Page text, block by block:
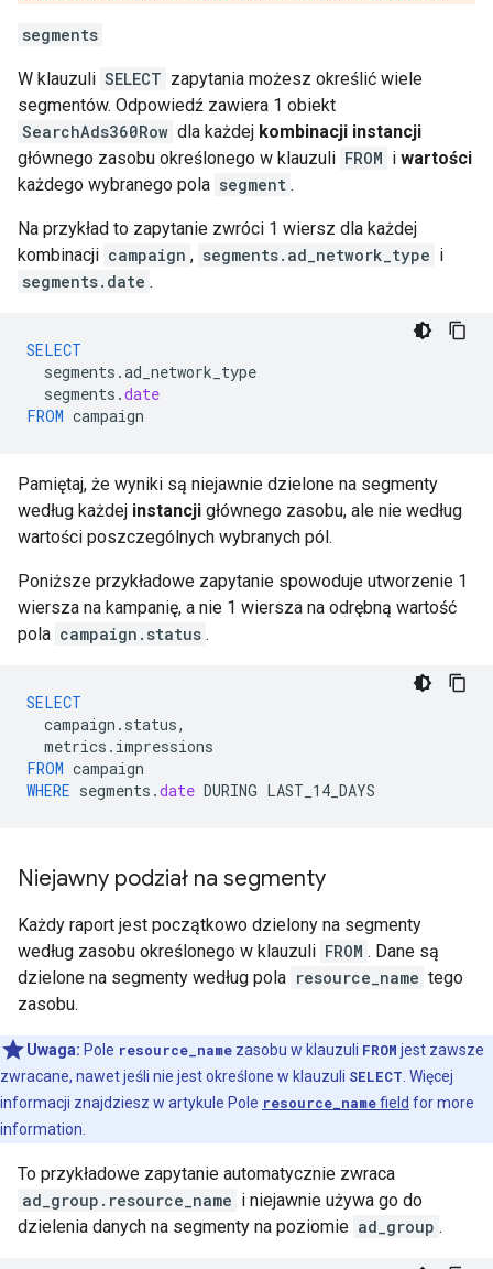
segments
W klauzuli SELECT zapytania możesz określić wiele
segmentów. Odpowiedź zawiera 1 obiekt
SearchAds360Row dla każdej kombinacji instancji
głównego zasobu określonego w klauzuli FROM i wartości
każdego wybranego pola segment .
Na przykład to zapytanie zwróci 1 wiersz dla każdej
kombinacji campaign , segments.ad_network_type i
segments.date .
SELECT
segments .ad_network_type
segments .date
FROM campaign
Pamiętaj, że wyniki są niejawnie dzielone na segmenty
według każdej instancji głównego zasobu, ale nie według
wartości poszczególnych wybranych pól.
Poniższe przykładowe zapytanie spowoduje utworzenie 1
wiersza na kampanię, a nie 1 wiersza na odrębną wartość
pola campaign.status .
SELECT
campaign . status,
metrics . impressions
FROM campaign
WHERE segments .date DURING LAST_14_DAYS
Niejawny podział na segmenty
Każdy raport jest początkowo dzielony na segmenty
według zasobu określonego w klauzuli FROM . Dane są
dzielone na segmenty według pola resource_name tego
zasobu.
Uwaga: Pole resource_name zasobu w klauzuli FROM jest zawsze
zwracane, nawet jeśli nie jest określone w klauzuli SELECT . Więcej
informacji znajdziesz w artykule Pole resource_namefield for more
information.
To przykładowe zapytanie automatycznie zwraca
ad_group.resource_name i niejawnie używa go do
dzielenia danych na segmenty na poziomie ad_group .